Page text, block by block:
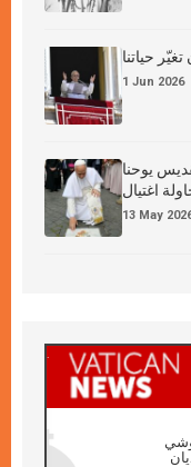
حياتنا
1 Jun 2026
يوحنا
اغتيال
13 May